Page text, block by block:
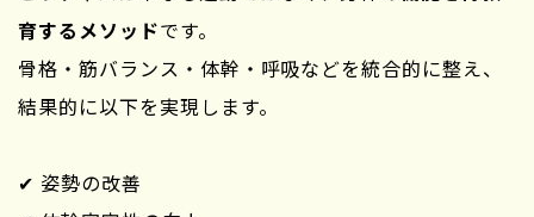
育するメソッドです。
骨格・筋バランス・体幹・呼吸などを統合的に整え、
結果的に以下を実現します。
✔ 姿勢の改善